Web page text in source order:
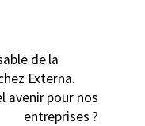
de la
Externa.
avenir pour nos
entreprises ?